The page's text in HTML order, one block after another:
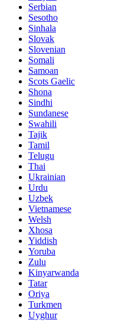
Serbian
Sesotho
Sinhala
Slovak
Slovenian
Somali
Samoan
Scots Gaelic
Shona
Sindhi
Sundanese
Swahili
Tajik
Tamil
Telugu
Thai
Ukrainian
Urdu
Uzbek
Vietnamese
Welsh
Xhosa
Yiddish
Yoruba
Zulu
Kinyarwanda
Tatar
Oriya
Turkmen
Uyghur